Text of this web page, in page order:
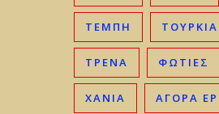
ΤΈΜΠΗ ΤΟΥΡΚΊΑ
ΤΡΈΝΑ ΦΩΤΙΈΣ
ΧΑΝΙΆ ΑΓΟΡΆ